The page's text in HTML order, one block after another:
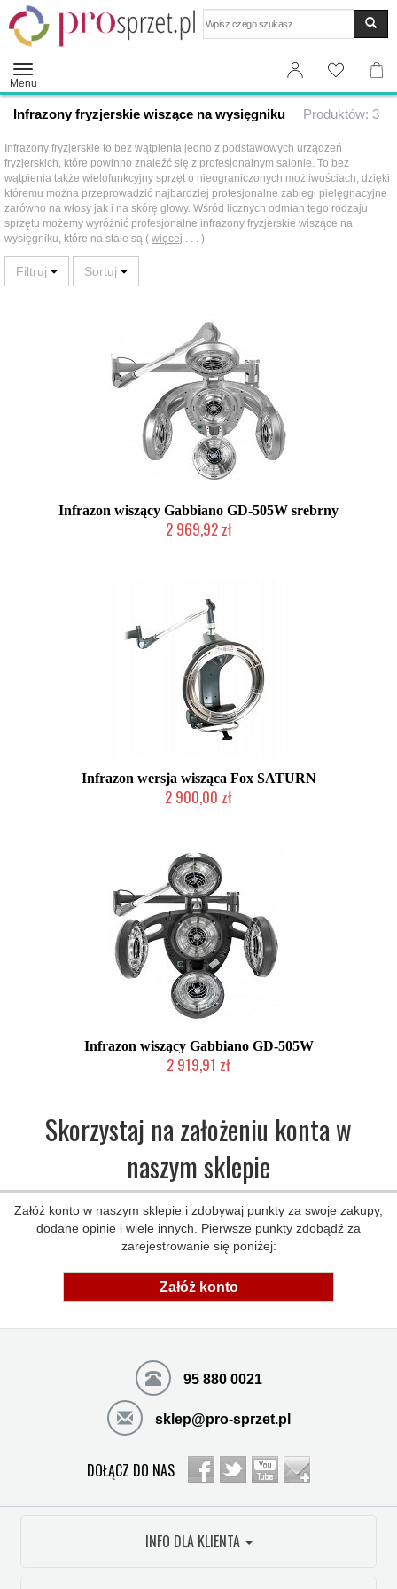
Menu
Infrazony fryzjerskie wiszące na wysięgniku Produktów: 3
Infrazony fryzjerskie to bez wątpienia jedno z podstawowych urządzeń
fryzjerskich, które powinno znaleźć się z profesjonalnym salonie. To bez
wątpienia także wielofunkcyjny sprzęt o nieograniczonych możliwościach, dzięki
któremu można przeprowadzić najbardziej profesjonalne zabiegi pielęgnacyjne
zarówno na włosy jak i na skórę głowy. Wśród licznych odmian tego rodzaju
sprzętu możemy wyróżnić profesjonalne infrazony fryzjerskie wiszące na
wysięgniku, które na stałe są ( więcej . . . )
Infrazon wiszący Gabbiano GD-505W srebrny
2 969,92 zł
Infrazon wersja wisząca Fox SATURN
2 900,00 zł
Infrazon wiszący Gabbiano GD-505W
2 919,91 zł
Skorzystaj na założeniu konta w
naszym sklepie
Załóż konto w naszym sklepie i zdobywaj punkty za swoje zakupy,
dodane opinie i wiele innych. Pierwsze punkty zdobądź za
zarejestrowanie się poniżej:
Załóż konto
95 880 0021
sklep@pro-sprzet.pl
DOŁĄCZ DO NAS
INFO DLA KLIENTA